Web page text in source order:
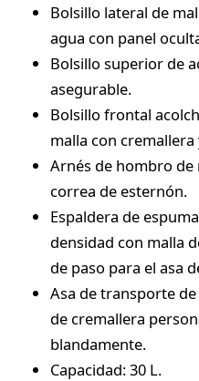
Bolsillo lateral de
agua con panel
Bolsillo superior de
asegurable.
Bolsillo frontal
malla con cremallera
Arnés de hombro de
correa de esternón.
Espaldera de
densidad con malla
de paso para el asa
Asa de transporte
de cremallera
blandamente.
Capacidad: 30 L.